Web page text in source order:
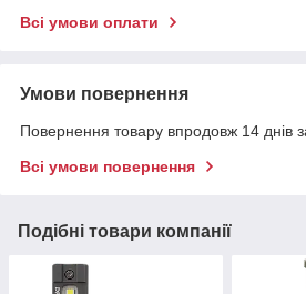
Всі умови оплати
Умови повернення
Повернення товару впродовж 14 днів
Всі умови повернення
Подібні товари компанії